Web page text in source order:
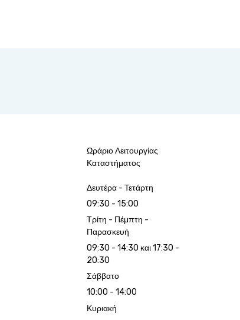
Ωράριο Λειτουργίας
Καταστήματος
Δευτέρα - Τετάρτη
09:30 - 15:00
Τρίτη - Πέμπτη -
Παρασκευή
09:30 - 14:30 και 17:30 -
20:30
Σάββατο
10:00 - 14:00
Κυριακή